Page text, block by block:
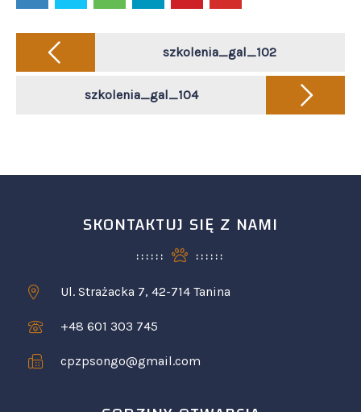
Post
navigation szkolenia_gal_102
szkolenia_gal_104
SKONTAKTUJ SIĘ Z NAMI
Ul. Strażacka 7, 42-714 Tanina
+48 601 303 745
cpzpsongo@gmail.com